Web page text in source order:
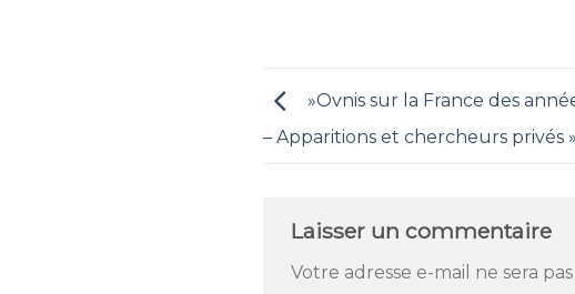
»Ovnis sur la France des
– Apparitions et chercheurs privés »
Laisser un commentaire
Votre adresse e-mail ne sera